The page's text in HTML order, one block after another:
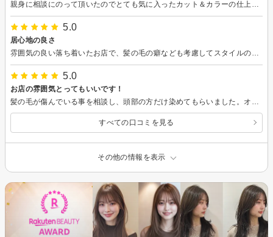
5.0
居心地の良さ
5.0
お店の雰囲気とってもいいです！
すべての口コミを見る
その他の情報を表示